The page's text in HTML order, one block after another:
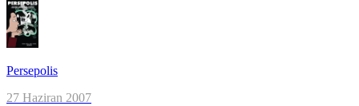
Persepolis
27 Haziran 2007